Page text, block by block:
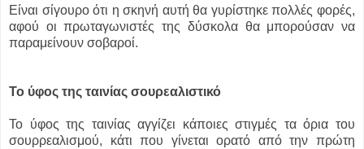
Είναι σίγουρο ότι η σκηνή αυτή θα γυρίστηκε πολλές φορές,
αφού οι πρωταγωνιστές της δύσκολα θα μπορούσαν να
παραμείνουν σοβαροί.
Το ύφος της ταινίας σουρεαλιστικό
Το ύφος της ταινίας αγγίζει κάποιες στιγμές τα όρια του
σουρρεαλισμού, κάτι που γίνεται ορατό από την πρώτη